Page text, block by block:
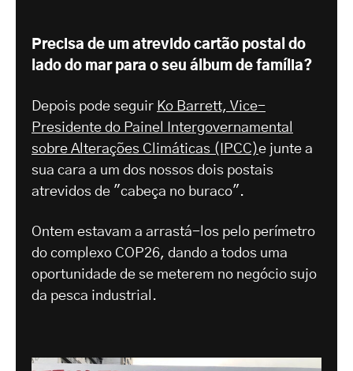
Precisa de um atrevido cartão postal do
lado do mar para o seu álbum de família?
Depois pode seguir Ko Barrett, Vice-
Presidente do Painel Intergovernamental
sobre Alterações Climáticas (IPCC)e junte a
sua cara a um dos nossos dois postais
atrevidos de "cabeça no buraco".
Ontem estavam a arrastá-los pelo perímetro
do complexo COP26, dando a todos uma
oportunidade de se meterem no negócio sujo
da pesca industrial.